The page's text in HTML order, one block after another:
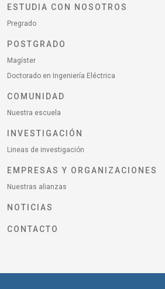
ESTUDIA CON NOSOTROS
Pregrado
POSTGRADO
Magíster
Doctorado en Ingeniería Eléctrica
COMUNIDAD
Nuestra escuela
INVESTIGACIÓN
Lineas de investigación
EMPRESAS Y ORGANIZACIONES
Nuestras alianzas
NOTICIAS
CONTACTO